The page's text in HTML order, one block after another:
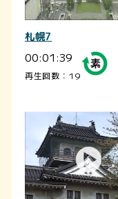
札幌7
00:01:39
再生回数：19